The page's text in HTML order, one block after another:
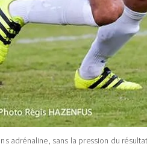
adrénaline, sans la pression du